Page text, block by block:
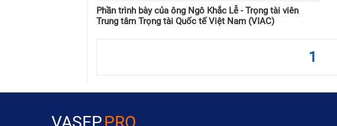
Phần trình bày của ông Ngô Khắc Lễ - Trọng tài viên
Trung tâm Trọng tài Quốc tế Việt Nam (VIAC)
1
VASEP.PRO